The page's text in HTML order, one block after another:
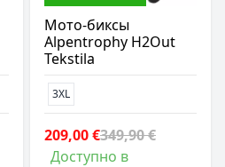
Мото-биксы
Alpentrophy H2Out
Tekstila
3XL
209,00 €349,90 €
Доступно в